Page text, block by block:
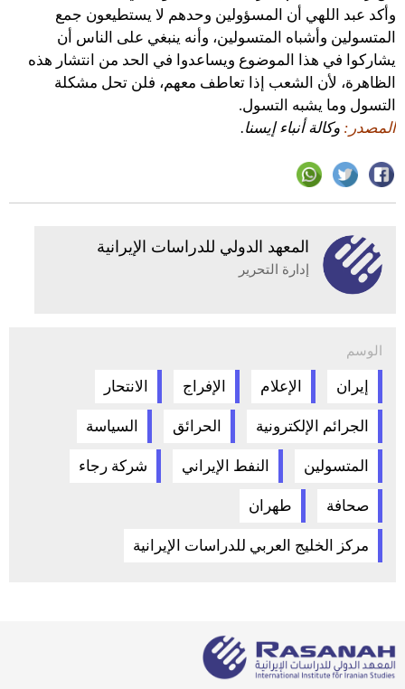
وأكد عبد اللهي أن المسؤولين وحدهم لا يستطيعون جمع
المتسولين وأشباه المتسولين، وأنه ينبغي على الناس أن
يشاركوا في هذا الموضوع ويساعدوا في الحد من انتشار هذه
الظاهرة، لأن الشعب إذا تعاطف معهم، فلن تحل مشكلة
التسول وما يشبه التسول.
المصدر: وكالة أنباء إيسنا.
المعهد الدولي للدراسات الإيرانية
إدارة التحرير
الوسم
إيران الإعلام الإفراج الانتحار
الجرائم الإلكترونية الحرائق السياسة
المتسولين النفط الإيراني شركة رجاء
صحافة طهران
مركز الخليج العربي للدراسات الإيرانية